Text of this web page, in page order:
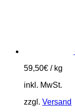
59,50€ / kg
inkl. MwSt.
zzgl. Versand